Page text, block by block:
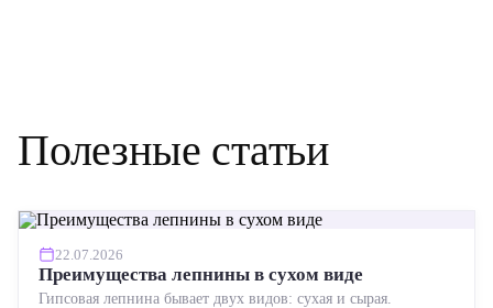
Полезные статьи
22.07.2026
Преимущества лепнины в сухом виде
Гипсовая лепнина бывает двух видов: сухая и сырая.